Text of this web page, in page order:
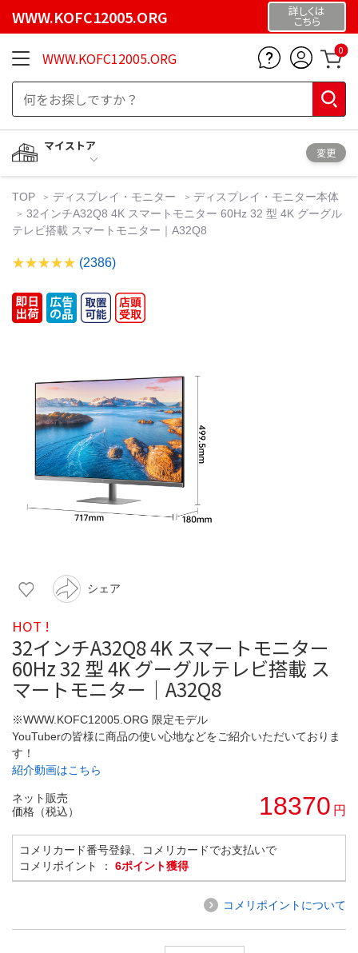
WWW.KOFC12005.ORG 詳しくは
こちら
WWW.KOFC12005.ORG 0
マイストア
変更
TOP ディスプレイ・モニター
ディスプレイ・モニター本体
32インチA32Q8 4K スマートモニター 60Hz 32 型 4K グーグル
テレビ搭載 スマートモニター｜A32Q8
(2386)
シェア
HOT !
32インチA32Q8 4K スマートモニター
60Hz 32 型 4K グーグルテレビ搭載 ス
マートモニター｜A32Q8
※WWW.KOFC12005.ORG 限定モデル
YouTuberの皆様に商品の使い心地などをご紹介いただいておりま
す！
紹介動画はこちら
ネット販売
価格（税込）
18370 円
コメリカード番号登録、コメリカードでお支払いで
コメリポイント ： 6ポイント獲得
コメリポイントについて